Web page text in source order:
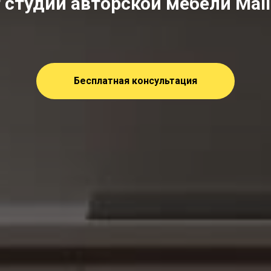
Бесплатная консультация